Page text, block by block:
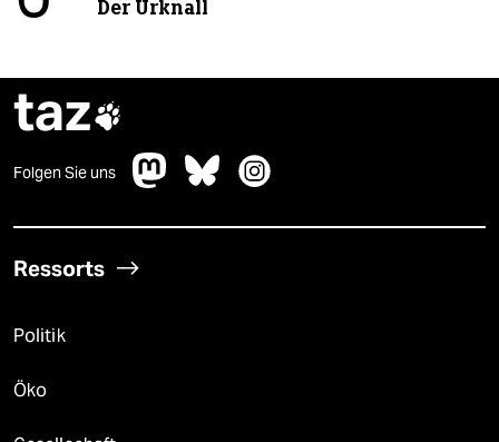
Der Urknall
taz
Folgen Sie uns
Ressorts
Politik
Öko